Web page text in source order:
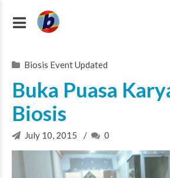
Biosis Event Updated
Buka Puasa
Biosis
July 10, 2015 0